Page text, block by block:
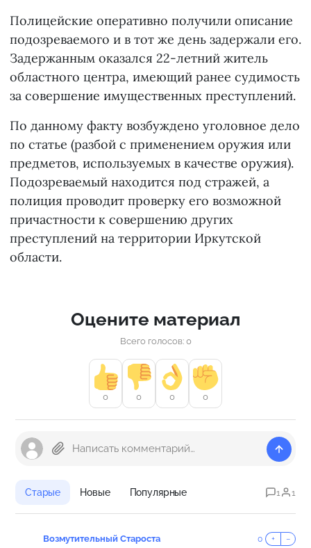
Полицейские оперативно получили описание
подозреваемого и в тот же день задержали его.
Задержанным оказался 22-летний житель
областного центра, имеющий ранее судимость
за совершение имущественных преступлений.
По данному факту возбуждено уголовное дело
по статье (разбой с применением оружия или
предметов, используемых в качестве оружия).
Подозреваемый находится под стражей, а
полиция проводит проверку его возможной
причастности к совершению других
преступлений на территории Иркутской
области.
Оцените материал
Всего голосов: 0
0 0 0 0
Старые Новые Популярные 1 1
Возмутительный Староста 0 + −